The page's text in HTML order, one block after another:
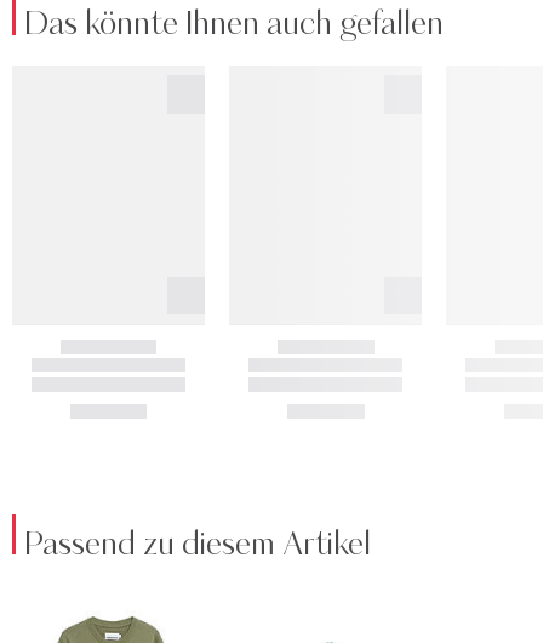
Das könnte Ihnen auch gefallen
Passend zu diesem Artikel